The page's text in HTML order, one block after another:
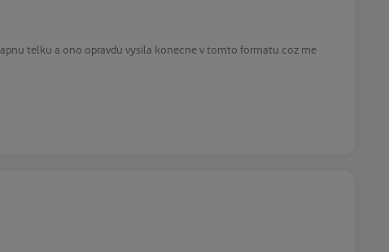
telku a ono opravdu vysila konecne v tomto formatu coz me